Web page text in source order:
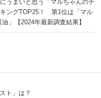
うまいと思う「マルちゃんのチ
ングTOP25！ 第1位は「マル
」【2024年最新調査結果】
ト」は？